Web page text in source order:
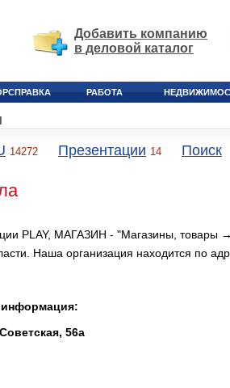
Добавить компанию
в деловой каталог
РАБОТА
14272 Презентации 14 Поиск
PLAY, МАГАЗИН - "Магазины, товары
Наша организация находится по
информация:
56а